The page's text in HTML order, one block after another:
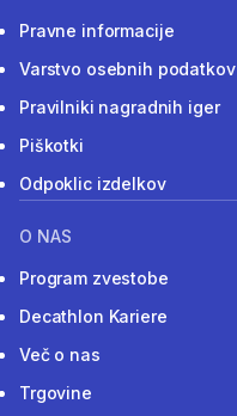
Pravne informacije
Varstvo osebnih podatkov
Pravilniki nagradnih iger
Piškotki
Odpoklic izdelkov
O NAS
Program zvestobe
Decathlon Kariere
Več o nas
Trgovine